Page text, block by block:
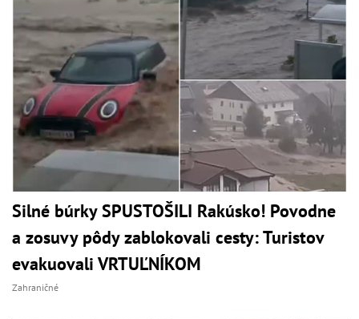
Silné búrky SPUSTOŠILI Rakúsko! Povodne
a zosuvy pôdy zablokovali cesty: Turistov
evakuovali VRTUĽNÍKOM
Zahraničné